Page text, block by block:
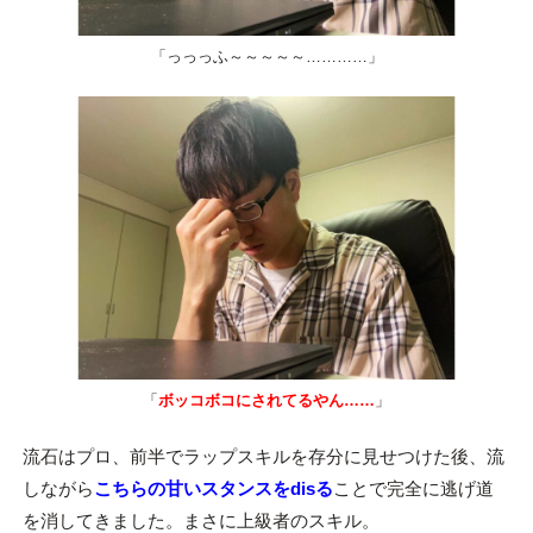
「っっっふ～～～～～…………」
「 ボッコボコにされてるやん…… 」
流石はプロ、前半でラップスキルを存分に見せつけた後、流
しながらこちらの甘いスタンスをdisることで完全に逃げ道
を消してきました。まさに上級者のスキル。